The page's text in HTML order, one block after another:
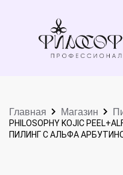
Главная Магазин
PHILOSOPHY KOJIC
ПИЛИНГ С АЛЬФА